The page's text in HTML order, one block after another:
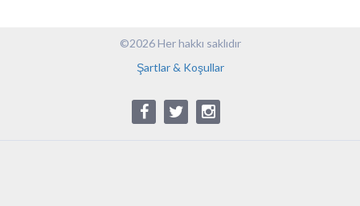
©2026 Her hakkı saklıdır
Şartlar & Koşullar